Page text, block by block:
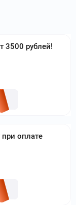
3500 рублей!
при оплате